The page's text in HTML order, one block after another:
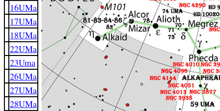
16UMa
17UMa
18UMa
22UMa
23Uma
26UMa
27UMa
28UMa